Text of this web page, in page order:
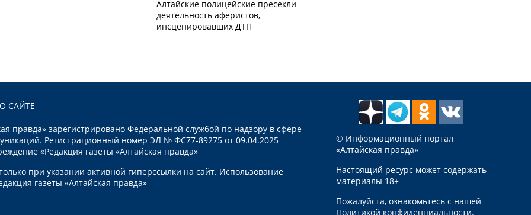
Алтайские полицейские пресекли
деятельность аферистов,
инсценировавших ДТП
О САЙТЕ
правда» зарегистрировано Федеральной службой по надзору в сфере
Регистрационный номер ЭЛ № ФС77-89275 от 09.04.2025
«Редакция газеты «Алтайская правда»
при указании активной гиперссылки на сайт. Использование
газеты «Алтайская правда»
© Информационный портал
«Алтайская правда»
Настоящий ресурс может содержать
материалы 18+
Пожалуйста, ознакомьтесь с нашей
Политикой конфиденциальности.